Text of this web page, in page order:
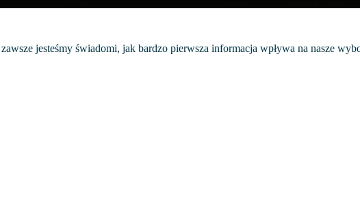
jesteśmy świadomi, jak bardzo pierwsza informacja wpływa na nasze